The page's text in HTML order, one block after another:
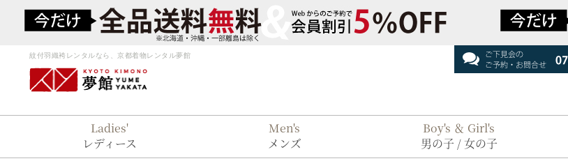
紋付羽織袴レンタルなら、京都着物レンタル夢館
Ladies'
レディース
Men's
メンズ
Boy's ＆ Girl's
男の子 / 女の子